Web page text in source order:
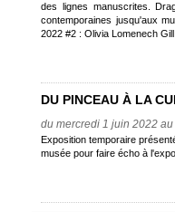
des lignes manuscrites.
contemporaines jusqu'aux
2022 #2 : Olivia Lomenech
DU PINCEAU À LA
du mercredi 1 juin 2022
Exposition temporaire
musée pour faire écho à